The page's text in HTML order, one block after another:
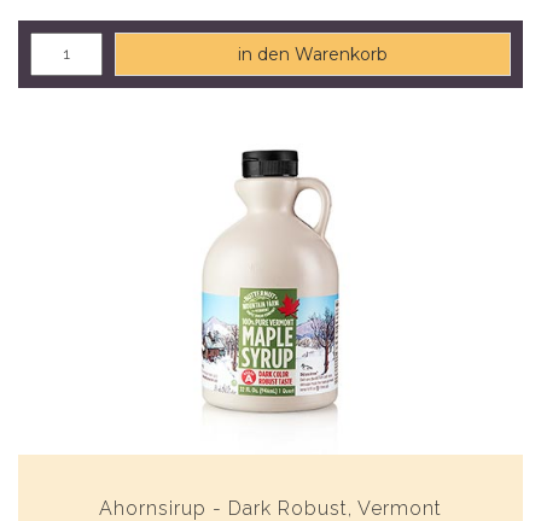
in den Warenkorb
Ahornsirup - Dark Robust, Vermont